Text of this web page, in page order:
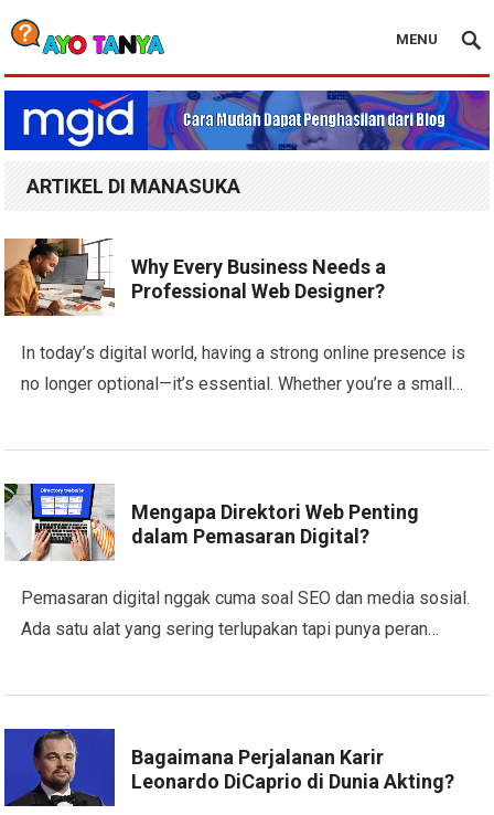
Blog Ayo Tanya
MENU
ARTIKEL DI MANASUKA
Why Every Business Needs a
Professional Web Designer?
In today’s digital world, having a strong online presence is
no longer optional—it’s essential. Whether you’re a small…
Mengapa Direktori Web Penting
dalam Pemasaran Digital?
Pemasaran digital nggak cuma soal SEO dan media sosial.
Ada satu alat yang sering terlupakan tapi punya peran…
Bagaimana Perjalanan Karir
Leonardo DiCaprio di Dunia Akting?